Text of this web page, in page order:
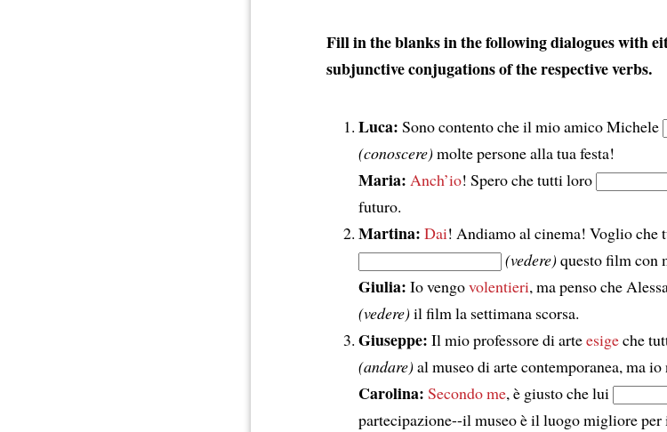
Fill in the blanks in the following dialogues with
subjunctive conjugations of the respective verbs.
Luca: Sono contento che il mio amico Michele
(conoscere)molte persone alla tua festa!
Maria: Anch’io! Spero che tutti loro
futuro.
Martina: Dai! Andiamo al cinema! Voglio che
(vedere)questo film con
Giulia: Io vengovolentieri, ma penso che
(vedere)il film la settimana scorsa.
Giuseppe: Il mio professore di arteesigeche
(andare)al museo di arte contemporanea, ma
Carolina: Secondo me, è giusto che lui
partecipazione--il museo è il luogo migliore per